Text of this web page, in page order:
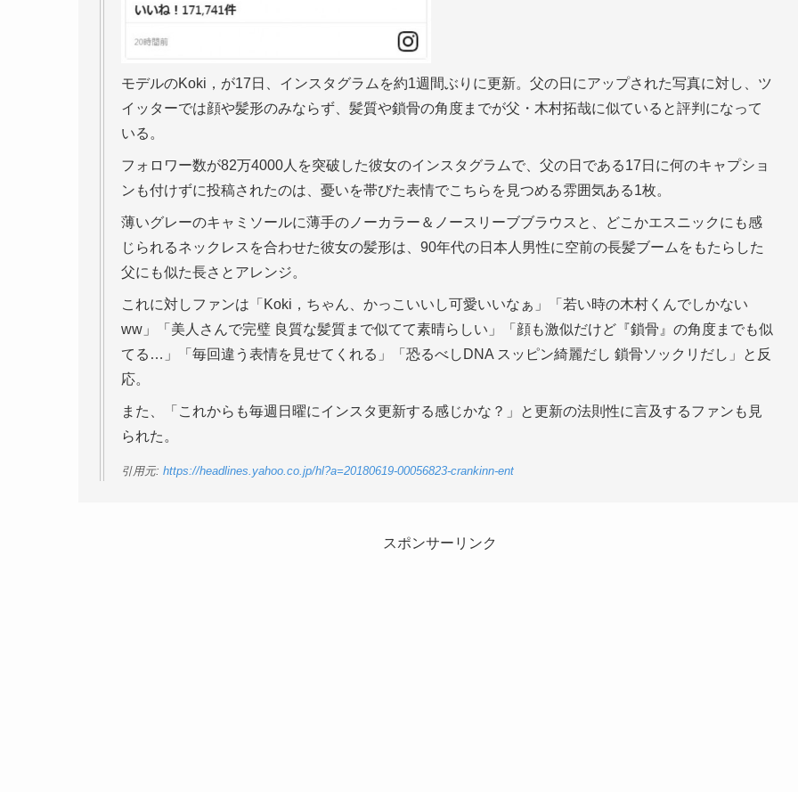
モデルのKoki，が17日、インスタグラムを約1週間ぶりに更新。父の日にアップされた写真に対し、ツ
イッターでは顔や髪形のみならず、髪質や鎖骨の角度までが父・木村拓哉に似ていると評判になって
いる。
フォロワー数が82万4000人を突破した彼女のインスタグラムで、父の日である17日に何のキャプショ
ンも付けずに投稿されたのは、憂いを帯びた表情でこちらを見つめる雰囲気ある1枚。
薄いグレーのキャミソールに薄手のノーカラー＆ノースリーブブラウスと、どこかエスニックにも感
じられるネックレスを合わせた彼女の髪形は、90年代の日本人男性に空前の長髪ブームをもたらした
父にも似た長さとアレンジ。
これに対しファンは「Koki，ちゃん、かっこいいし可愛いいなぁ」「若い時の木村くんでしかない
ww」「美人さんで完璧 良質な髪質まで似てて素晴らしい」「顔も激似だけど『鎖骨』の角度までも似
てる…」「毎回違う表情を見せてくれる」「恐るべしDNA スッピン綺麗だし 鎖骨ソックリだし」と反
応。
また、「これからも毎週日曜にインスタ更新する感じかな？」と更新の法則性に言及するファンも見
られた。
引用元: https://headlines.yahoo.co.jp/hl?a=20180619-00056823-crankinn-ent
スポンサーリンク